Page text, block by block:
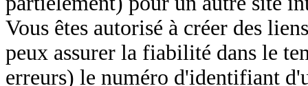
Vous êtes autorisé à créer des
peux assurer la fiabilité dans le
erreurs) le numéro d'identifiant